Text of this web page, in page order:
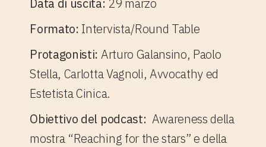
Formato: Intervista/Round Table
Protagonisti: Arturo Galansino, Paolo
Stella, Carlotta Vagnoli, Avvocathy ed
Estetista Cinica.
Obiettivo del podcast: Awareness della
mostra “Reaching for the stars” e della